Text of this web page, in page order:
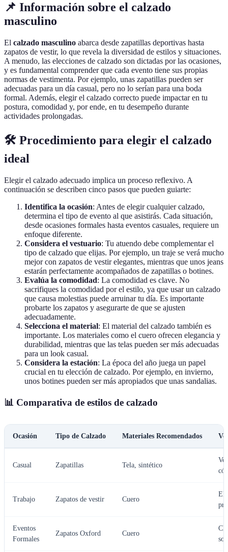
📌 Información sobre el calzado
masculino
El calzado masculino abarca desde zapatillas deportivas hasta
zapatos de vestir, lo que revela la diversidad de estilos y situaciones.
A menudo, las elecciones de calzado son dictadas por las ocasiones,
y es fundamental comprender que cada evento tiene sus propias
normas de vestimenta. Por ejemplo, unas zapatillas pueden ser
adecuadas para un día casual, pero no lo serían para una boda
formal. Además, elegir el calzado correcto puede impactar en tu
postura, comodidad y, por ende, en tu desempeño durante
actividades prolongadas.
🛠️ Procedimiento para elegir el calzado
ideal
Elegir el calzado adecuado implica un proceso reflexivo. A
continuación se describen cinco pasos que pueden guiarte:
Identifica la ocasión: Antes de elegir cualquier calzado,
determina el tipo de evento al que asistirás. Cada situación,
desde ocasiones formales hasta eventos casuales, requiere un
enfoque diferente.
Considera el vestuario: Tu atuendo debe complementar el
tipo de calzado que elijas. Por ejemplo, un traje se verá mucho
mejor con zapatos de vestir elegantes, mientras que unos jeans
estarán perfectamente acompañados de zapatillas o botines.
Evalúa la comodidad: La comodidad es clave. No
sacrifiques la comodidad por el estilo, ya que usar un calzado
que causa molestias puede arruinar tu día. Es importante
probarte los zapatos y asegurarte de que se ajusten
adecuadamente.
Selecciona el material: El material del calzado también es
importante. Los materiales como el cuero ofrecen elegancia y
durabilidad, mientras que las telas pueden ser más adecuadas
para un look casual.
Considera la estación: La época del año juega un papel
crucial en tu elección de calzado. Por ejemplo, en invierno,
unos botines pueden ser más apropiados que unas sandalias.
📊 Comparativa de estilos de calzado
Ocasión Tipo de Calzado Materiales Recomendados
Casual Zapatillas Tela, sintético
Trabajo Zapatos de vestir Cuero
Eventos
Formales
Zapatos Oxford Cuero